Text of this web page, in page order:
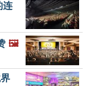
连
🖼️